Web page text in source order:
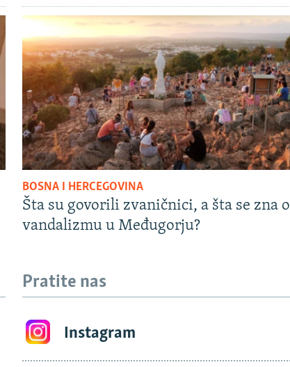
BOSNA I HERCEGOVINA
Šta su govorili zvaničnici, a šta se zna o
vandalizmu u Međugorju?
Pratite nas
Instagram